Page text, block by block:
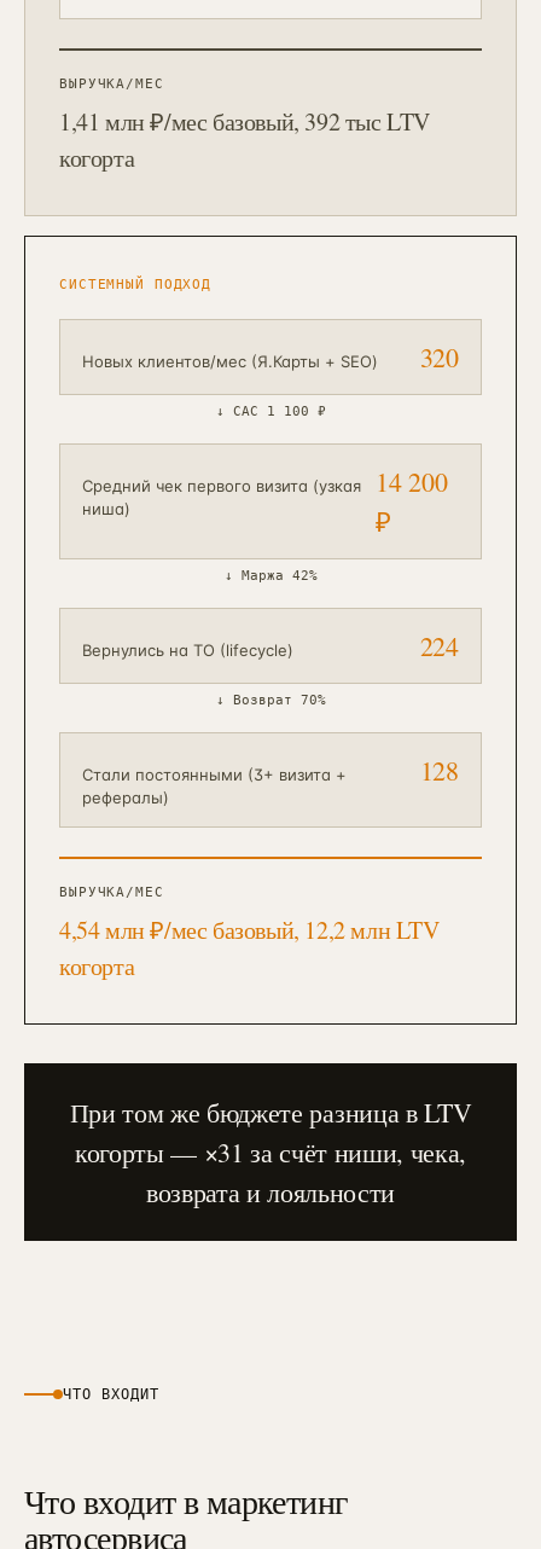
ВЫРУЧКА/МЕС
1,41 млн ₽/мес базовый, 392 тыс LTV
когорта
СИСТЕМНЫЙ ПОДХОД
Новых клиентов/мес (Я.Карты + SEO) 320
↓ CAC 1 100 ₽
Средний чек первого визита (узкая
ниша)
14 200
₽
↓ Маржа 42%
Вернулись на ТО (lifecycle) 224
↓ Возврат 70%
Стали постоянными (3+ визита +
рефералы)
128
ВЫРУЧКА/МЕС
4,54 млн ₽/мес базовый, 12,2 млн LTV
когорта
При том же бюджете разница в LTV
когорты — ×31 за счёт ниши, чека,
возврата и лояльности
ЧТО ВХОДИТ
Что входит в маркетинг
автосервиса